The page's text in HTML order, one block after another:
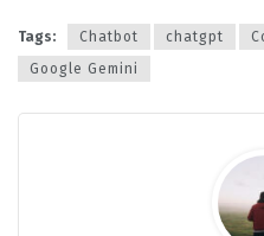
Tags: Chatbot chatgpt
Google Gemini